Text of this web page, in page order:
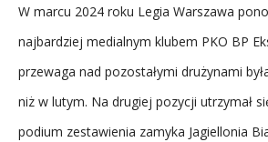
W marcu 2024 roku Legia Warszawa
najbardziej medialnym klubem PKO BP
przewaga nad pozostałymi drużynami
niż w lutym. Na drugiej pozycji utrzymał
podium zestawienia zamyka Jagiellonia